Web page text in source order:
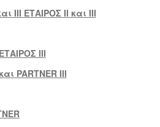
III ΕΤΑΙΡΟΣ II και III
III
PARTNER III